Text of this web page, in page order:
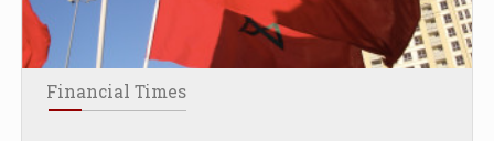
Financial Times